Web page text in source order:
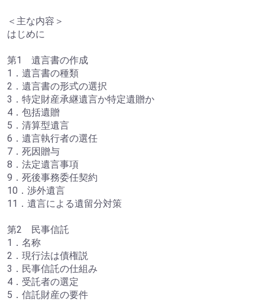
＜主な内容＞
はじめに
第1 遺言書の作成
1．遺言書の種類
2．遺言書の形式の選択
3．特定財産承継遺言か特定遺贈か
4．包括遺贈
5．清算型遺言
6．遺言執行者の選任
7．死因贈与
8．法定遺言事項
9．死後事務委任契約
10．渉外遺言
11．遺言による遺留分対策
第2 民事信託
1．名称
2．現行法は債権説
3．民事信託の仕組み
4．受託者の選定
5．信託財産の要件